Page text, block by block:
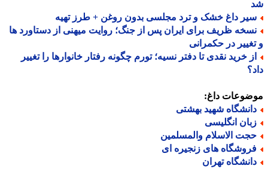
داغ خشک و ترد مجلسی بدون روغن + طرز تهیه
ظریف برای ایران پس از جنگ؛ روایت میهنی از دستاورد ها
در حکمرانی
خرید نقدی تا دفتر نسیه؛ تورم چگونه رفتار خانوارها را تغییر
داغ:
شهید بهشتی
انگلیسی
الاسلام والمسلمین
های زنجیره ای
تهران